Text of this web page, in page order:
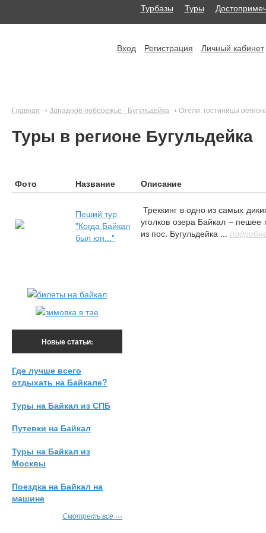
Турбазы Туры
Вход Регистрация Личный кабинет
Главная ➝ Западное побережье - Бугульдейка ➝ Отели, гостиницы
Туры в регионе Бугульдейка
Фото Название Описание
Пеший тур
"Когда Байкал
был юн..."
Треккинг в одно из самых
уголков озера Байкал – пешее
из пос. Бугульдейка ...
Новые статьи:
Где лучше всего
отдыхать на Байкале?
Туры на Байкал из СПБ
Путевки на Байкал
Туры на Байкал из
Москвы
Поездка на Байкал на
машине
Смотреть все ›››